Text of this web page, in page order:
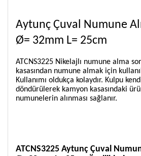
Aytunç Çuval Numune
Ø= 32mm L= 25cm
ATCNS3225 Nikelajlı numune alma
kasasından numune almak için
Kullanımı oldukça kolaydır. Kulpu
döndürülerek kamyon kasasındaki
numunelerin alınması sağlanır.
ATCNS3225 Aytunç Çuval